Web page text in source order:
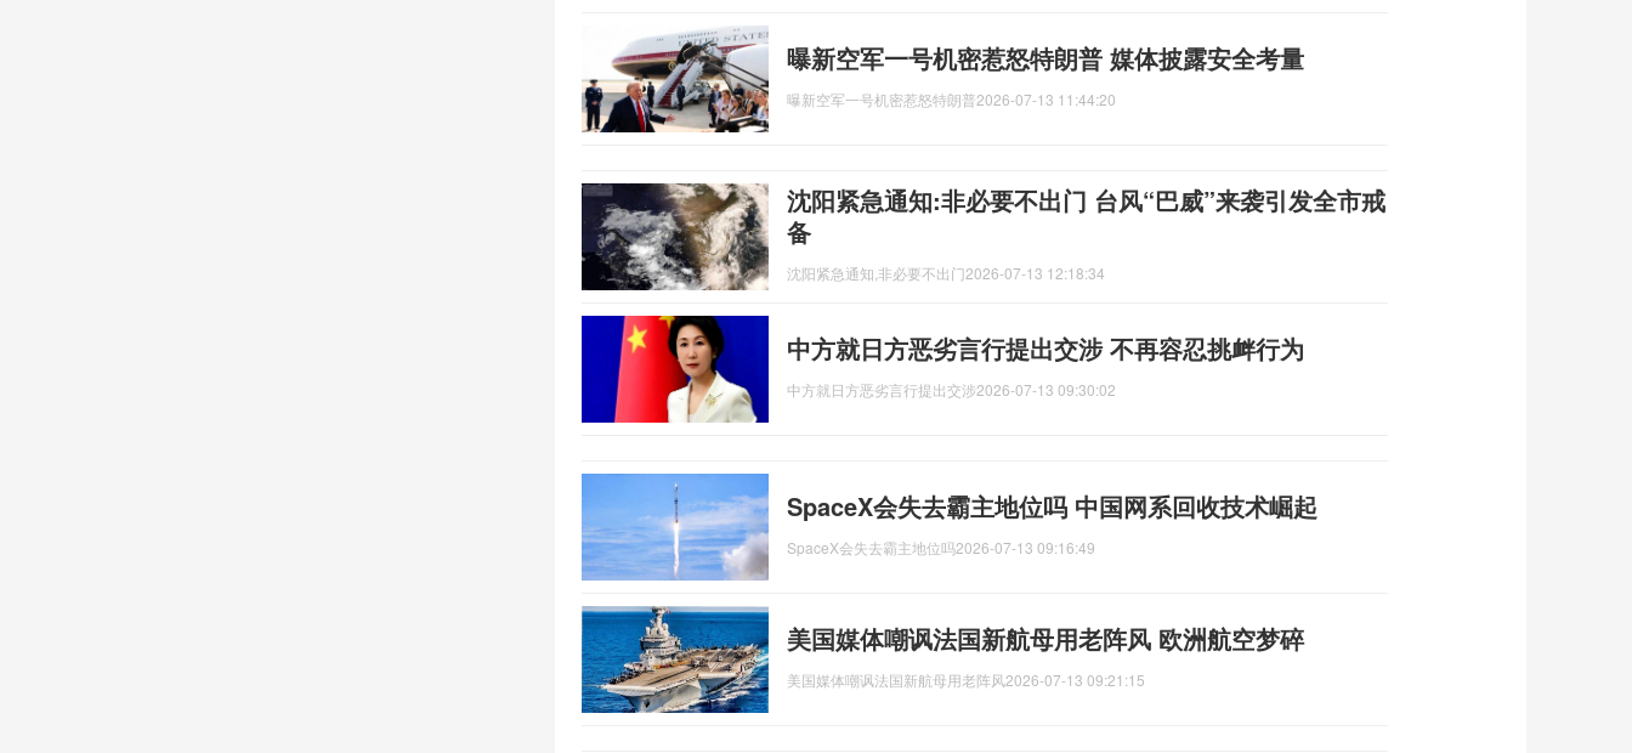
曝新空军一号机密惹怒特朗普 媒体披露安全考量
曝新空军一号机密惹怒特朗普2026-07-13 11:44:20
沈阳紧急通知:非必要不出门 台风“巴威”来袭引发全市戒
备
沈阳紧急通知,非必要不出门2026-07-13 12:18:34
中方就日方恶劣言行提出交涉 不再容忍挑衅行为
中方就日方恶劣言行提出交涉2026-07-13 09:30:02
SpaceX会失去霸主地位吗 中国网系回收技术崛起
SpaceX会失去霸主地位吗2026-07-13 09:16:49
美国媒体嘲讽法国新航母用老阵风 欧洲航空梦碎
美国媒体嘲讽法国新航母用老阵风2026-07-13 09:21:15